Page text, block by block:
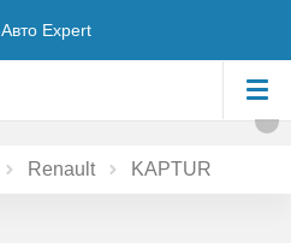
Expert
Renault KAPTUR